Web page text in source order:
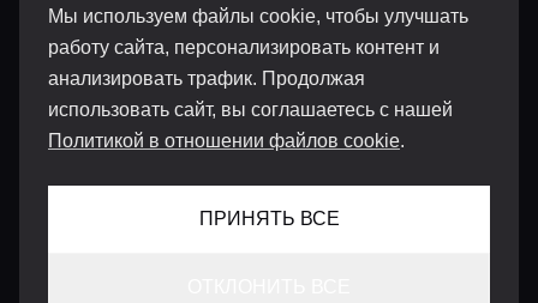
Мы используем файлы cookie, чтобы улучшать
работу сайта, персонализировать контент и
анализировать трафик. Продолжая
использовать сайт, вы соглашаетесь с нашей
Политикой в отношении файлов cookie.
ПРИНЯТЬ ВСЕ